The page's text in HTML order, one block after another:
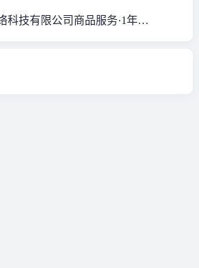
上海智凝网络科技有限公司商品服务·1年质保*